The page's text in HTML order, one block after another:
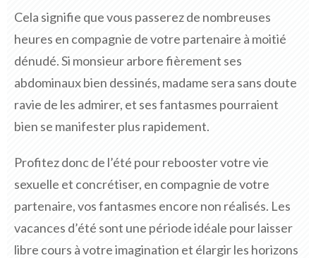
Cela signifie que vous passerez de nombreuses
heures en compagnie de votre partenaire à moitié
dénudé. Si monsieur arbore fièrement ses
abdominaux bien dessinés, madame sera sans doute
ravie de les admirer, et ses fantasmes pourraient
bien se manifester plus rapidement.
Profitez donc de l’été pour rebooster votre vie
sexuelle et concrétiser, en compagnie de votre
partenaire, vos fantasmes encore non réalisés. Les
vacances d’été sont une période idéale pour laisser
libre cours à votre imagination et élargir les horizons